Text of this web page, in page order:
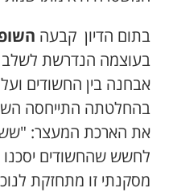
בתום הדיון קבעה
בעוצמה הנדרשת
בהחלטתה התייחסה
את הארכת המעצר:
לחשש שהחשודים
מסקנתי זו מתחזקת